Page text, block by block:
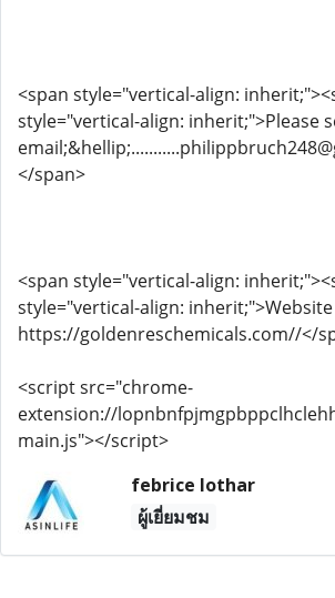
<span style="vertical-align:
style="vertical-align: inherit;">Please
</span>
<span style="vertical-align:
style="vertical-align: inherit;">Website
https://goldenreschemicals.com//</
<script src="chrome-
extension://
main.js"></script>
febrice lothar
ผู้เยี่ยมชม